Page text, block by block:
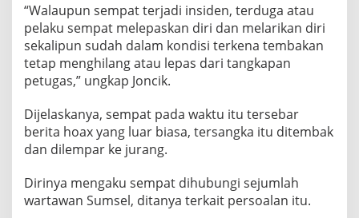
“Walaupun sempat terjadi insiden, terduga atau
pelaku sempat melepaskan diri dan melarikan diri
sekalipun sudah dalam kondisi terkena tembakan
tetap menghilang atau lepas dari tangkapan
petugas,” ungkap Joncik.
Dijelaskanya, sempat pada waktu itu tersebar
berita hoax yang luar biasa, tersangka itu ditembak
dan dilempar ke jurang.
Dirinya mengaku sempat dihubungi sejumlah
wartawan Sumsel, ditanya terkait persoalan itu.